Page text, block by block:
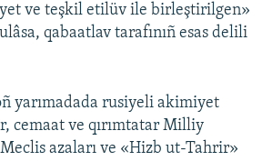
ve teşkil etilüv ile birleştirilgen»
qabaatlav tarafınıñ esas delili
yarımadada rusiyeli akimiyet
cemaat ve qırımtatar Milliy
azaları ve «Hizb ut-Tahrir»